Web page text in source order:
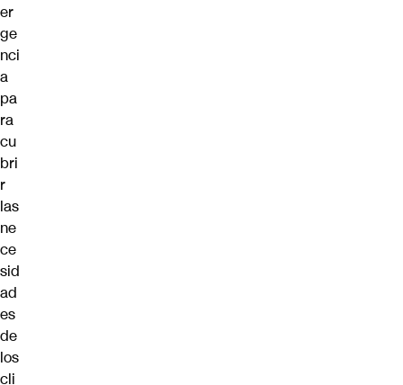
er
ge
nci
a
pa
ra
cu
bri
r
las
ne
ce
sid
ad
es
de
los
cli